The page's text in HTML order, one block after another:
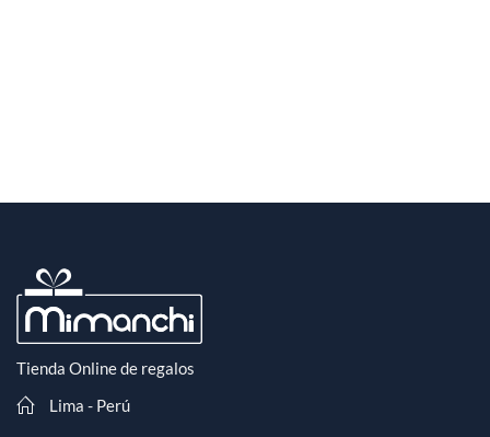
Tienda Online de regalos
Lima - Perú